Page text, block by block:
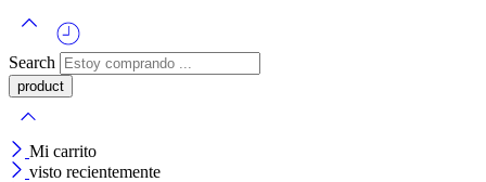
Search
Mi carrito
visto recientemente